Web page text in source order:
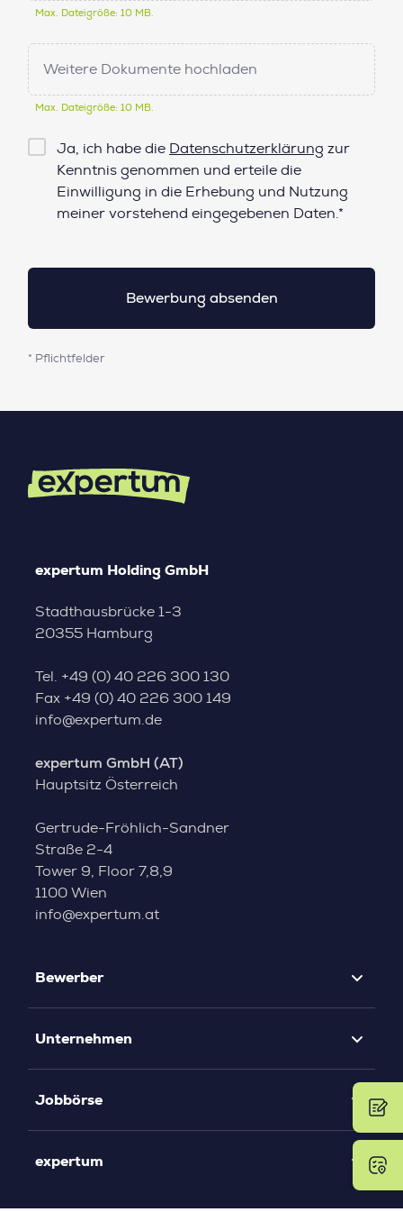
Max. Dateigröße: 10 MB.
Weitere Dokumente hochladen
Max. Dateigröße: 10 MB.
Checkbox
Datenschutz*
Ja, ich habe die Datenschutzerklärung zur
Kenntnis genommen und erteile die
Einwilligung in die Erhebung und Nutzung
meiner vorstehend eingegebenen Daten.*
* Pflichtfelder
expertum Holding GmbH
Stadthausbrücke 1-3
20355 Hamburg
Tel. +49 (0) 40 226 300 130
Fax +49 (0) 40 226 300 149
info@expertum.de
expertum GmbH (AT)
Hauptsitz Österreich
Gertrude-Fröhlich-Sandner
Straße 2-4
Tower 9, Floor 7,8,9
1100 Wien
info@expertum.at
Bewerber
Unternehmen
Jobbörse
expertum